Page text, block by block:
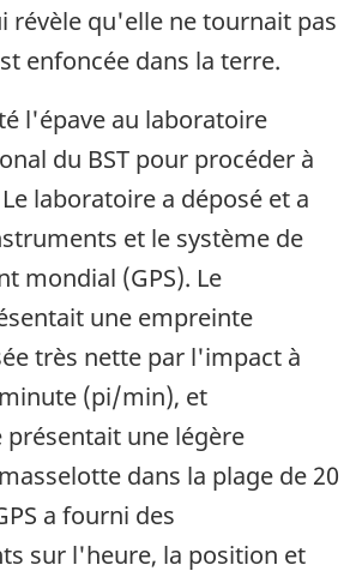
révèle qu'elle ne tournait pas
enfoncée dans la terre.
l'épave au laboratoire
du BST pour procéder à
laboratoire a déposé et a
et le système de
mondial (GPS). Le
une empreinte
très nette par l'impact à
(pi/min), et
une légère
dans la plage de 20
a fourni des
sur l'heure, la position et